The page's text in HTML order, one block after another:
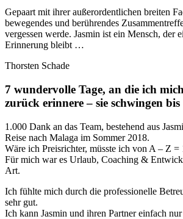
Gepaart mit ihrer außerordentlichen breiten
bewegendes und berührendes
vergessen werde. Jasmin ist ein Mensch, der
Erinnerung bleibt …
Thorsten Schade
7 wundervolle Tage, an die ich
zurück erinnere – sie schwingen
1.000 Dank an das Team, bestehend aus
Reise nach Malaga im Sommer 2018.
Wäre ich Preisrichter, müsste ich von A – Z =
Für mich war es Urlaub, Coaching &
Art.
Ich fühlte mich durch die professionelle
sehr gut.
Ich kann Jasmin und ihren Partner einfach